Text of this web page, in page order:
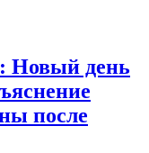
Новый день
после